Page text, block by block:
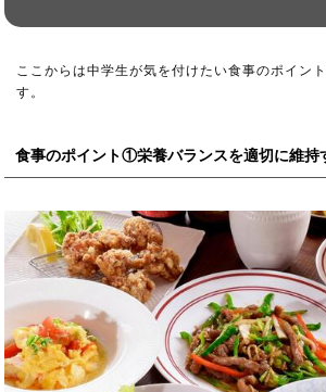
ここからは中学生が気を付けたい食事のポイン
す。
食事のポイント①栄養バランスを適切に維持